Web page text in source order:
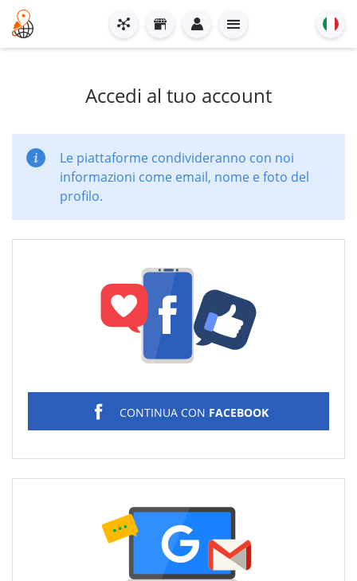
Accedi al tuo account
Le piattaforme condivideranno con noi
informazioni come email, nome e foto del
profilo.
CONTINUA CON FACEBOOK